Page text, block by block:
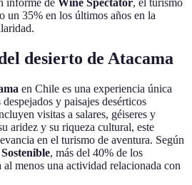
informe de Wine Spectator, el turismo
un 35% en los últimos años en la
desierto de Atacama
en Chile es una experiencia única
y paisajes desérticos
visitas a salares, géiseres y
aridez y su riqueza cultural, este
en el turismo de aventura. Según
, más del 40% de los
menos una actividad relacionada con